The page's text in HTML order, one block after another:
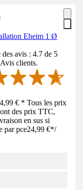
Eheim 1 Ø
avis : 4.7 de 5
clients.
€ * Tous les prix
des prix TTC,
en sus si
par pce24,99 €*/